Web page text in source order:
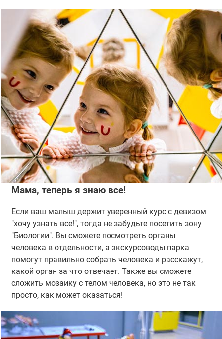
Мама, теперь я знаю все!
Если ваш малыш держит уверенный курс с девизом
"хочу узнать все!", тогда не забудьте посетить зону
"Биологии". Вы сможете посмотреть органы
человека в отдельности, а экскурсоводы парка
помогут правильно собрать человека и расскажут,
какой орган за что отвечает. Также вы сможете
сложить мозаику с телом человека, но это не так
просто, как может оказаться!